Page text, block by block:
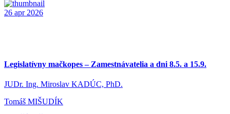
26 apr 2026
Legislatívny mačkopes – Zamestnávatelia a dni 8.5. a 15.9.
JUDr. Ing. Miroslav KADÚC, PhD.
Tomáš MIŠUDÍK